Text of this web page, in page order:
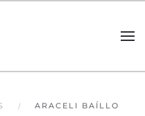
ARACELI BAÍLLO